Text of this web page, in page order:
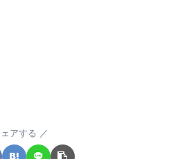
アする